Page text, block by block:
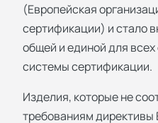
(Европейская
сертификации) и стало
общей и единой для
системы сертификации.
Изделия, которые не
требованиям